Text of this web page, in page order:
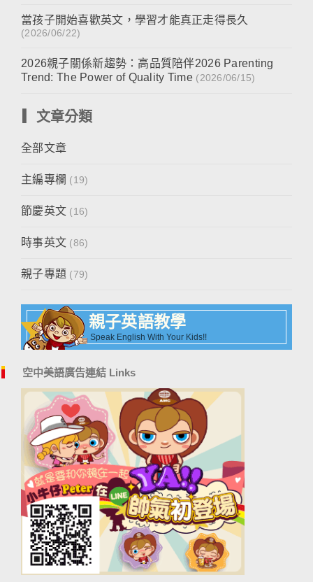
當孩子開始喜歡英文，學習才能真正走得長久
(2026/06/22)
2026親子關係新趨勢：高品質陪伴2026 Parenting
Trend: The Power of Quality Time(2026/06/15)
▎文章分類
全部文章
主編專欄 (19)
節慶英文 (16)
時事英文 (86)
親子專題 (79)
親子英語教學
Speak English With Your Kids!!
空中美語廣告連結 Links